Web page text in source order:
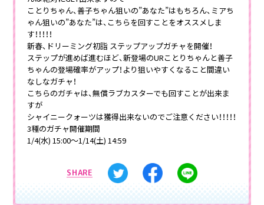
ことりちゃん、善子ちゃん狙いの”あなた”はもちろん、ミアち
ゃん狙いの”あなた”は、こちらを回すことをオススメしま
す！！！！！
新春、ドリーミング初詣 ステップアップガチャを開催！
ステップが進めば進むほど、新登場のURことりちゃんと善子
ちゃんの登場確率がアップ！より狙いやすくなること間違い
なしなガチャ！
こちらのガチャは、無償ラブカスターでも回すことが出来ま
すが
シャイニークォーツは獲得出来ないのでご注意ください！！！！！
3種のガチャ開催期間
1/4(水) 15:00～1/14(土) 14:59
SHARE